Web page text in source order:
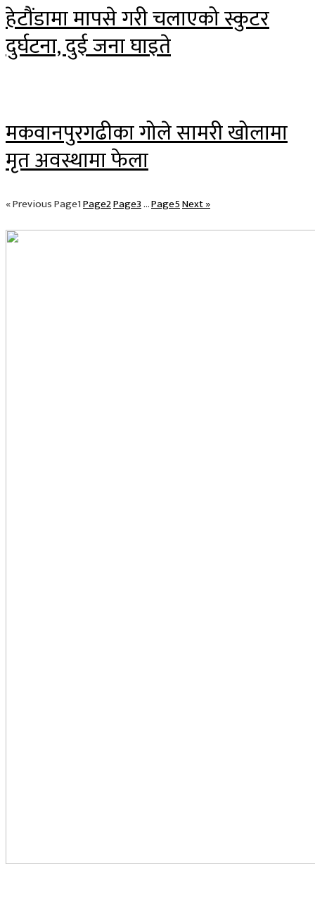
हेटौंडामा मापसे गरी चलाएको स्कुटर
दुर्घटना, दुई जना घाइते
मकवानपुरगढीका गोले सामरी खोलामा
मृत अवस्थामा फेला
« PreviousPage1Page2Page3…Page5Next »